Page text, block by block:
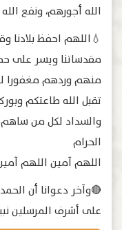
الله أجورهم، ونفع
💧اللهم احفظ بلادنا
مقدساتنا ويسر على
منهم وردهم مغفورا
تقبل الله طاعتكم
والسداد لكل من ساهم
الحرام
اللهم آمين اللهم
🔴وآخر دعوانا أن
على أشرف المرسلين